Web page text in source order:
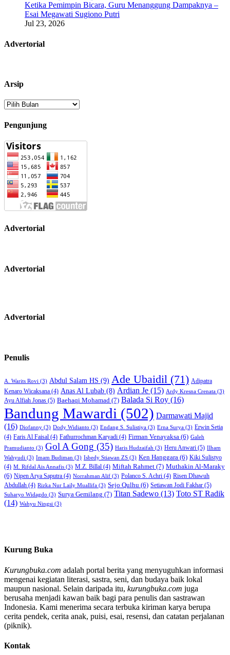
Ketika Pemimpin Bicara, Guru Menanggung Dampaknya –
Esai Megawati Sugiono Putri
Jul 23, 2026
Advertorial
Arsip
Arsip
Pengunjung
Advertorial
Advertorial
Advertorial
Penulis
A. Warits Rovi (3) Abdul Salam HS (9) Ade Ubaidil (71) Adipatra
Kenaro Wicaksana (4) Anas Al Lubab (8) Ardian Je (15) Ardy Kresna Crenata (3)
Ayu Alfiah Jonas (5) Baehaqi Mohamad (7) Balada Si Roy (16)
Bandung Mawardi (502) Darmawati Majid
(16) Diofanny (3) Dody Widianto (3) Endang S. Sulistiya (3) Erna Surya (3) Erwin Setia
(4) Faris Al Faisal (4) Fathurrochman Karyadi (4) Firman Venayaksa (6) Galeh
Pramudianto (3) Gol A Gong (35) Haris Hudzaifah (3) Heru Anwari (5) Ilham
Wahyudi (3) Imam Budiman (3) Isbedy Stiawan ZS (3) Ken Hanggara (6) Kiki Sulistyo
(4) M. Rifdal Ais Annafis (3) M.Z. Billal (4) Miftah Rahmet (7) Muthakin Al-Maraky
(6) Nipen Arya Saputra (4) Norrahman Alif (3) Polanco S. Achri (4) Risen Dhawuh
Abdullah (4) Rizka Nur Laily Muallifa (3) Sejo Qulhu (6) Setiawan Jodi Fakhar (5)
Suharyo Widagdo (3) Surya Gemilang (7) Titan Sadewo (13) Toto ST Radik
(14) Wahyu Ningsi (3)
Kurung Buka
Kurungbuka.com adalah portal berita yang menyuguhkan informasi
mengenai kegiatan literasi, sastra, seni, dan budaya baik lokal
maupun nasional. Selain daripada itu, kurungbuka.com juga
berusaha menjadi kawan baik bagi para penulis dan sastrawan
Indonesia. Kami menerima secara terbuka kiriman karya berupa
cerita pendek, cerita anak, puisi, esai, resensi, dan catatan perjalanan
(piknik).
Kontak